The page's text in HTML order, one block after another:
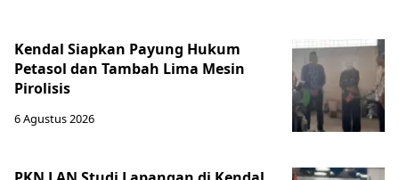
Kendal Siapkan Payung Hukum
Petasol dan Tambah Lima Mesin
Pirolisis
6 Agustus 2026